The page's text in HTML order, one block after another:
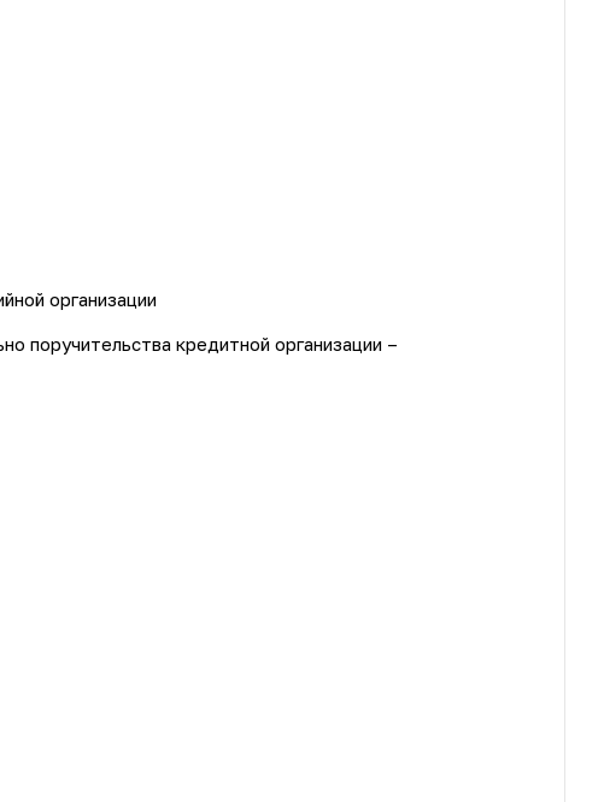
организации
поручительства кредитной организации –